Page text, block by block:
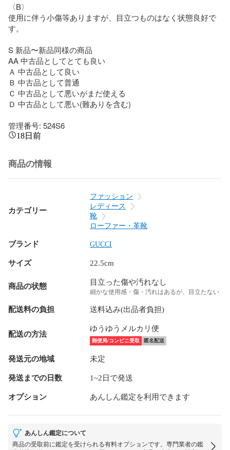
〈B〉
使用に伴う小傷等ありますが、目立つものはなく状態良好で
す。
S 新品〜新品同様の商品
AA 中古品としてとても良い
Ａ 中古品として良い
Ｂ 中古品として普通
Ｃ 中古品として悪いがまだ使える
Ｄ 中古品として悪い(難ありを含む)
管理番号: 524S6
18日前
商品の情報
カテゴリー
ファッション
レディース
靴
ローファー・革靴
ブランド GUCCI
サイズ 22.5cm
商品の状態 目立った傷や汚れなし
細かな使用感・傷・汚れはあるが、目立たない
配送料の負担 送料込み(出品者負担)
配送の方法
ゆうゆうメルカリ便
郵便局/コンビニ受取 匿名配送
発送元の地域 未定
発送までの日数 1~2日で発送
オプション あんしん鑑定を利用できます
あんしん鑑定について
商品の受取前に鑑定を受けられる有料オプションです。専門業者の鑑